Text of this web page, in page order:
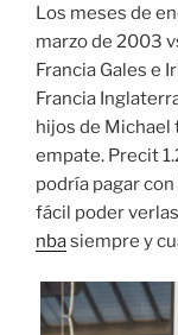
Los meses de
marzo de 2003
Francia Gales e
Francia
hijos de Michael
empate. Precit
podría pagar
fácil poder
nbasiempre y